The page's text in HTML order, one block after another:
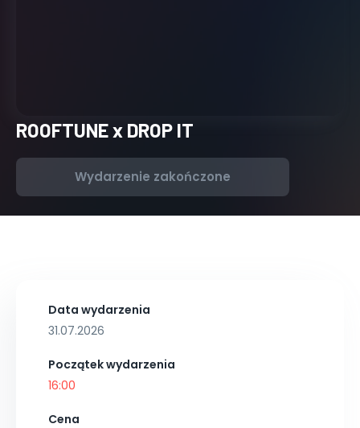
ROOFTUNE x DROP IT
Wydarzenie zakończone
Data wydarzenia
31.07.2026
Początek wydarzenia
16:00
Cena